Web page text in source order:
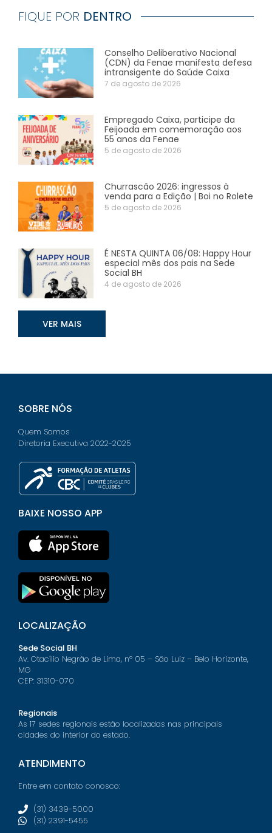
FIQUE POR DENTRO
Conselho Deliberativo Nacional
(CDN) da Fenae manifesta defesa
intransigente do Saúde Caixa
7 de agosto de 2026
Empregado Caixa, participe da
Feijoada em comemoração aos
55 anos da Fenae
5 de agosto de 2026
Churrascão 2026: ingressos à
venda para a Edição | Boi no Rolete
5 de agosto de 2026
É NESTA QUINTA 06/08: Happy Hour
especial mês dos pais na Sede
Social BH
4 de agosto de 2026
VER MAIS
SOBRE NÓS
Quem Somos
Diretoria Executiva 2022-2025
BAIXE NOSSO APP
LOCALIZAÇÃO
Sede Social BH
Av. Otacílio Negrão de Lima, nº 05 – São Luiz – Belo Horizonte,
MG
CEP: 31310-070
Regionais
As 17 sedes regionais estão localizadas nas principais
cidades do interior do estado.
ATENDIMENTO
Entre em contato conosco:
(31) 3439-5000
(31) 2391-5455